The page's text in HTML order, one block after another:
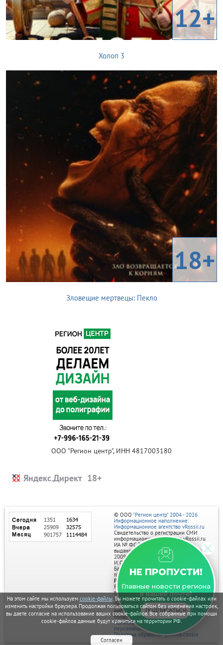
На этом сайте мы используем cookie-файлы. Вы можете прочитать о cookie-файлах или
изменить настройки браузера. Продолжая пользоваться сайтом без изменения настроек,
вы даете согласие на использование ваших cookie-файлов. Все собранные при помощи
cookie-файлов данные будут храниться на территории РФ.
Согласен
12+
Холоп 3
18+
Зловещие мертвецы: Пекло
ООО "Регион центр", ИНН 4817003180
Яндекс.Директ
НЕ ПРОПУСТИ!
Главные новости региона
в вашей почте!
ПОДПИСАТЬСЯ
© ООО "Регион центр" 2004 - 2026
Информационное наполнение:
Информационное агентство vRossii.ru
Свидетельство о регистрации СМИ
информационного агентства vRossii.ru
ИА № ФС 77‑35502
выдано РОСКОМНАДЗОРом 04 марта
2009г.
И. О. Главного редактора Нарыков А. Н.
Баннеры на портале размещаются на
правах рекламы.
Реклама на портале:
Рекламное агентство "Умный маркетинг"
тел. 7-910-267-70-40,
email: umnyy.marketing@yandex.ru
Отдельные публикации могут содержать
информацию, не предназначенную для
пользователей до 18 лет.
Политика в отношении обработки
персональных данных
Политика обработки файлов cookie